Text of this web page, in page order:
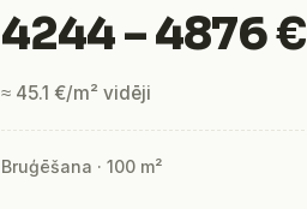
4244 – 4876 €
≈ 45.1 €/m² vidēji
Bruģēšana · 100 m²